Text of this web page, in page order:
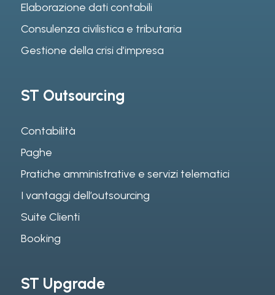
Elaborazione dati contabili
Consulenza civilistica e tributaria
Gestione della crisi d’impresa
ST Outsourcing
Contabilità
Paghe
Pratiche amministrative e servizi telematici
I vantaggi dell’outsourcing
Suite Clienti
Booking
ST Upgrade